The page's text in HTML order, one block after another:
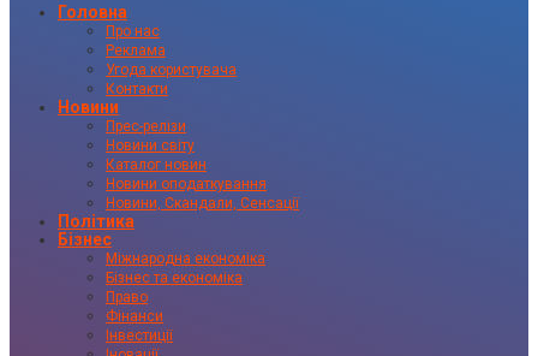
Головна
Про нас
Реклама
Угода користувача
Контакти
Новини
Прес-релізи
Новини світу
Каталог новин
Новини оподаткування
Новини, Скандали, Сенсації
Політика
Бізнес
Міжнародна економіка
Бізнес та економіка
Право
Фінанси
Інвестиції